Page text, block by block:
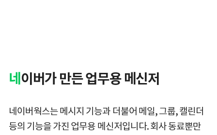
네 이버가 만든 업무용 메신저
네이버웍스는 메시지 기능과 더불어 메일, 그룹, 캘린더
등의 기능을 가진 업무용 메신저입니다. 회사 동료뿐만